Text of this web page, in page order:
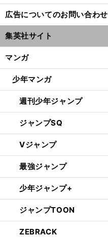
広告についてのお問い合わせ
集英社サイト
マンガ
少年マンガ
週刊少年ジャンプ
ジャンプSQ
Vジャンプ
最強ジャンプ
少年ジャンプ+
ジャンプTOON
ZEBRACK